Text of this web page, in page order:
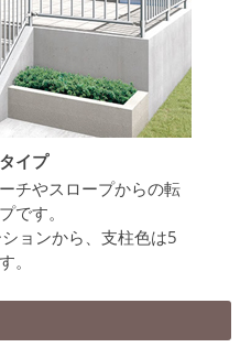
イプ
チやスロープからの転
です。
ョンから、支柱色は5
。